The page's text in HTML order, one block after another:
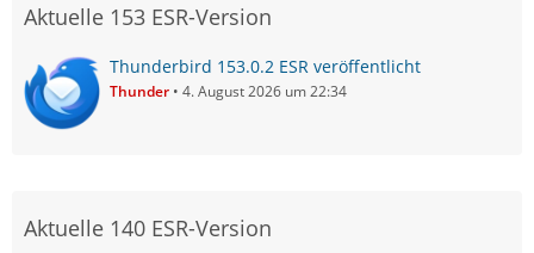
Aktuelle 153 ESR-Version
Thunderbird 153.0.2 ESR veröffentlicht
Thunder 4. August 2026 um 22:34
Aktuelle 140 ESR-Version